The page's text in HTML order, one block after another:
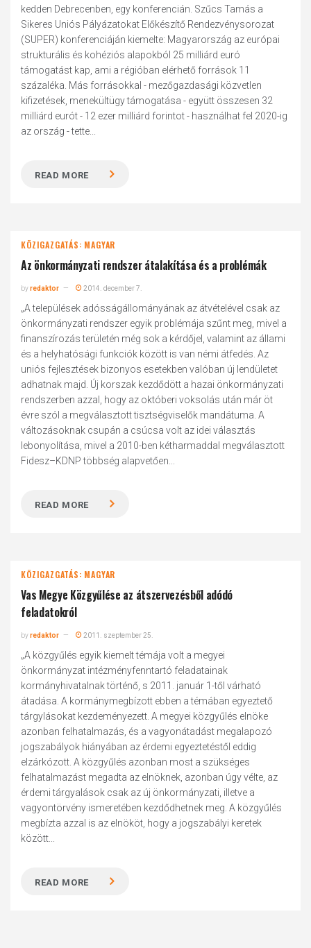
kedden Debrecenben, egy konferencián. Szűcs Tamás a
Sikeres Uniós Pályázatokat Előkészítő Rendezvénysorozat
(SUPER) konferenciáján kiemelte: Magyarország az európai
strukturális és kohéziós alapokból 25 milliárd euró
támogatást kap, ami a régióban elérhető források 11
százaléka. Más forrásokkal - mezőgazdasági közvetlen
kifizetések, menekültügy támogatása - együtt összesen 32
milliárd eurót - 12 ezer milliárd forintot - használhat fel 2020-ig
az ország - tette...
READ MORE
KÖZIGAZGATÁS: MAGYAR
Az önkormányzati rendszer átalakítása és a problémák
byredaktor 2014. december 7.
„A települések adósságállományának az átvételével csak az
önkormányzati rendszer egyik problémája szűnt meg, mivel a
finanszírozás területén még sok a kérdőjel, valamint az állami
és a helyhatósági funkciók között is van némi átfedés. Az
uniós fejlesztések bizonyos esetekben valóban új lendületet
adhatnak majd. Új korszak kezdődött a hazai önkormányzati
rendszerben azzal, hogy az októberi voksolás után már öt
évre szól a megválasztott tisztségviselők mandátuma. A
változásoknak csupán a csúcsa volt az idei választás
lebonyolítása, mivel a 2010-ben kétharmaddal megválasztott
Fidesz–KDNP többség alapvetően...
READ MORE
KÖZIGAZGATÁS: MAGYAR
Vas Megye Közgyűlése az átszervezésből adódó
feladatokról
byredaktor 2011. szeptember 25.
„A közgyűlés egyik kiemelt témája volt a megyei
önkormányzat intézményfenntartó feladatainak
kormányhivatalnak történő, s 2011. január 1-től várható
átadása. A kormánymegbízott ebben a témában egyeztető
tárgylásokat kezdeményezett. A megyei közgyűlés elnöke
azonban felhatalmazás, és a vagyonátadást megalapozó
jogszabályok hiányában az érdemi egyeztetéstől eddig
elzárkózott. A közgyűlés azonban most a szükséges
felhatalmazást megadta az elnöknek, azonban úgy vélte, az
érdemi tárgyalások csak az új önkormányzati, illetve a
vagyontörvény ismeretében kezdődhetnek meg. A közgyűlés
megbízta azzal is az elnököt, hogy a jogszabályi keretek
között...
READ MORE